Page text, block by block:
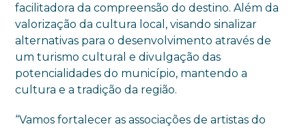
facilitadora da compreensão do destino. Além da
valorização da cultura local, visando sinalizar
alternativas para o desenvolvimento através de
um turismo cultural e divulgação das
potencialidades do município, mantendo a
cultura e a tradição da região.
“Vamos fortalecer as associações de artistas do